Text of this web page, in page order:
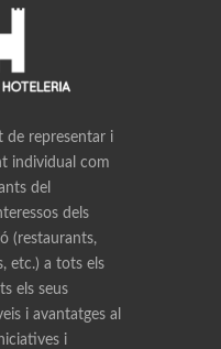
de representar i
individual com
del
dels
(restaurants,
etc.) a tots els
els seus
i avantatges al
i